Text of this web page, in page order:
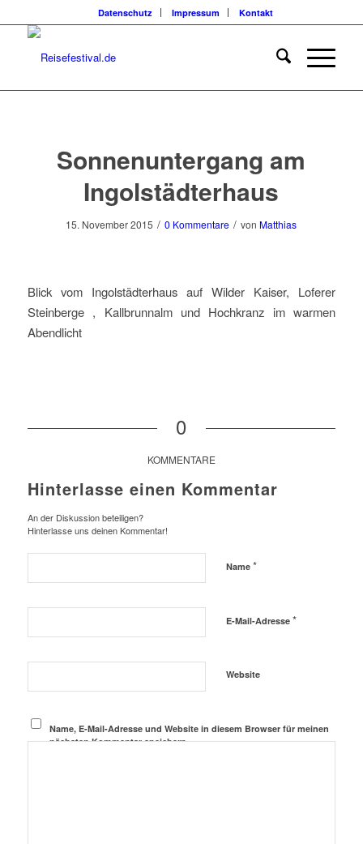
Datenschutz Impressum Kontakt
Sonnenuntergang am
Ingolstädterhaus
15. November 2015 / 0 Kommentare / von Matthias
Blick vom Ingolstädterhaus auf Wilder Kaiser, Loferer
Steinberge , Kallbrunnalm und Hochkranz im warmen
Abendlicht
0
KOMMENTARE
Hinterlasse einen Kommentar
An der Diskussion beteiligen?
Hinterlasse uns deinen Kommentar!
Name *
E-Mail-Adresse *
Website
Name, E-Mail-Adresse und Website in diesem Browser für meinen
nächsten Kommentar speichern.